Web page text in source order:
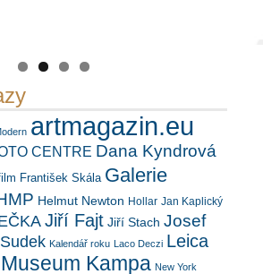
artmagazin.eu
CENTRE Dana Kyndrová
František Skála Galerie
Helmut Newton Hollar Jan Kaplický
Jiří Fajt Jiří Stach Josef
Kalendář roku Laco Deczi Leica
Museum Kampa New York